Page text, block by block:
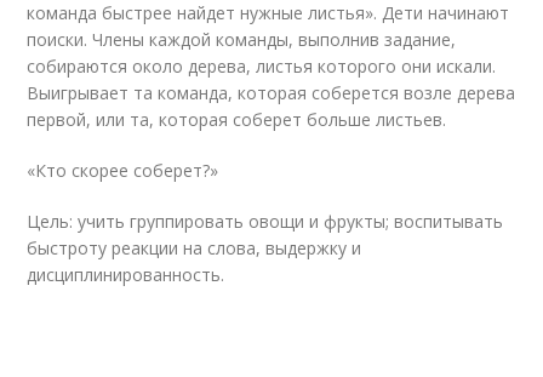
команда быстрее найдет нужные листья». Дети начинают
поиски. Члены каждой команды, выполнив задание,
собираются около дерева, листья которого они искали.
Выигрывает та команда, которая соберется возле дерева
первой, или та, которая соберет больше листьев.
«Кто скорее соберет?»
Цель: учить группировать овощи и фрукты; воспитывать
быстроту реакции на слова, выдержку и
дисциплинированность.